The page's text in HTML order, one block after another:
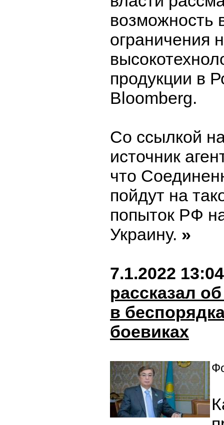
возможность
ограничения
продукции в
Bloomberg.
Со ссылкой
источник
что
пойдут на
попыток РФ
Украину. »
7.1.2022 13:04
рассказал
в
боевиках